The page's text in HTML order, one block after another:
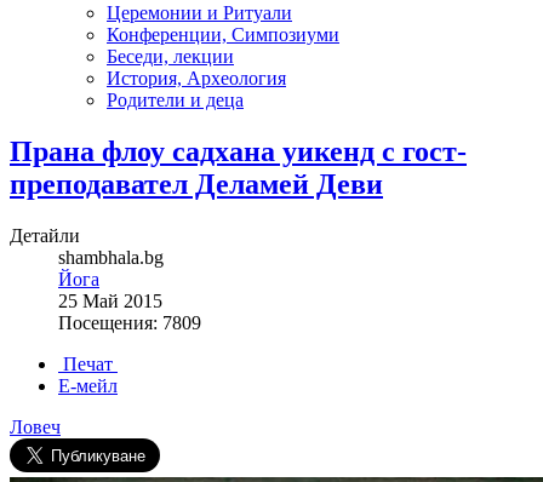
Церемонии и Ритуали
Конференции, Симпозиуми
Беседи, лекции
История, Археология
Родители и деца
Прана флоу садхана уикенд с гост-
преподавател Деламей Деви
Детайли
shambhala.bg
Йога
25 Май 2015
Посещения: 7809
Печат
Е-мейл
Ловеч